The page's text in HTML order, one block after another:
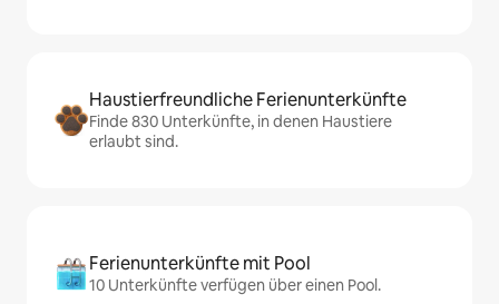
Haustierfreundliche Ferienunterkünfte
Finde 830 Unterkünfte, in denen Haustiere
erlaubt sind.
Ferienunterkünfte mit Pool
10 Unterkünfte verfügen über einen Pool.